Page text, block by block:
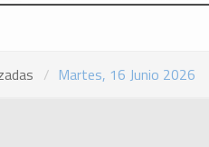
Martes, 16 Junio 2026